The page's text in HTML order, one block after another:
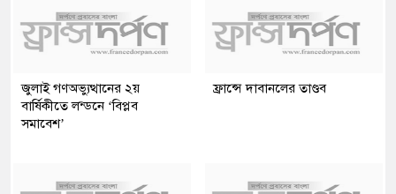
জুলাই গণঅভ্যুত্থানের ২য়
বার্ষিকীতে লন্ডনে ‘বিপ্লব
সমাবেশ’
ফ্রান্সে দাবানলের তাণ্ডব